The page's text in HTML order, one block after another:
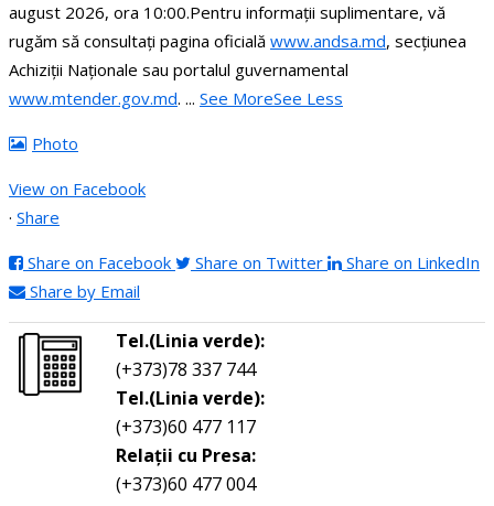
august 2026, ora 10:00.Pentru informații suplimentare, vă
rugăm să consultați pagina oficială www.andsa.md, secțiunea
Achiziții Naționale sau portalul guvernamental
www.mtender.gov.md. ... See MoreSee Less
Photo
View on Facebook
· Share
Share on Facebook Share on Twitter
Share on LinkedIn
Share by Email
Tel.(Linia verde):
(+373)78 337 744
Tel.(Linia verde):
(+373)60 477 117
Relații cu Presa:
(+373)60 477 004